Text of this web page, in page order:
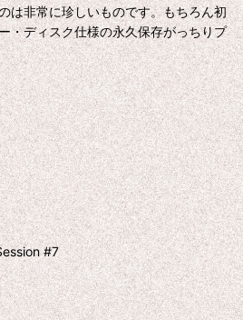
は非常に珍しいものです。もちろん初
・ディスク仕様の永久保存がっちりプ
#7